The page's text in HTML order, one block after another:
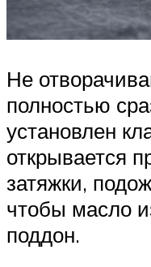
Не
полностью
установлен
открывается
затяжки,
чтобы масло
поддон.